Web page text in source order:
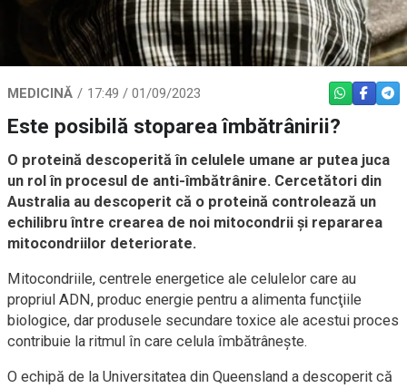
MEDICINĂ 17:49 / 01/09/2023 WHATSAPP
Este posibilă stoparea îmbătrânirii?
O proteină descoperită în celulele umane ar putea juca
un rol în procesul de anti-îmbătrânire. Cercetători din
Australia au descoperit că o proteină controlează un
echilibru între crearea de noi mitocondrii şi repararea
mitocondriilor deteriorate.
Mitocondriile, centrele energetice ale celulelor care au
propriul ADN, produc energie pentru a alimenta funcţiile
biologice, dar produsele secundare toxice ale acestui proces
contribuie la ritmul în care celula îmbătrâneşte.
O echipă de la Universitatea din Queensland a descoperit că